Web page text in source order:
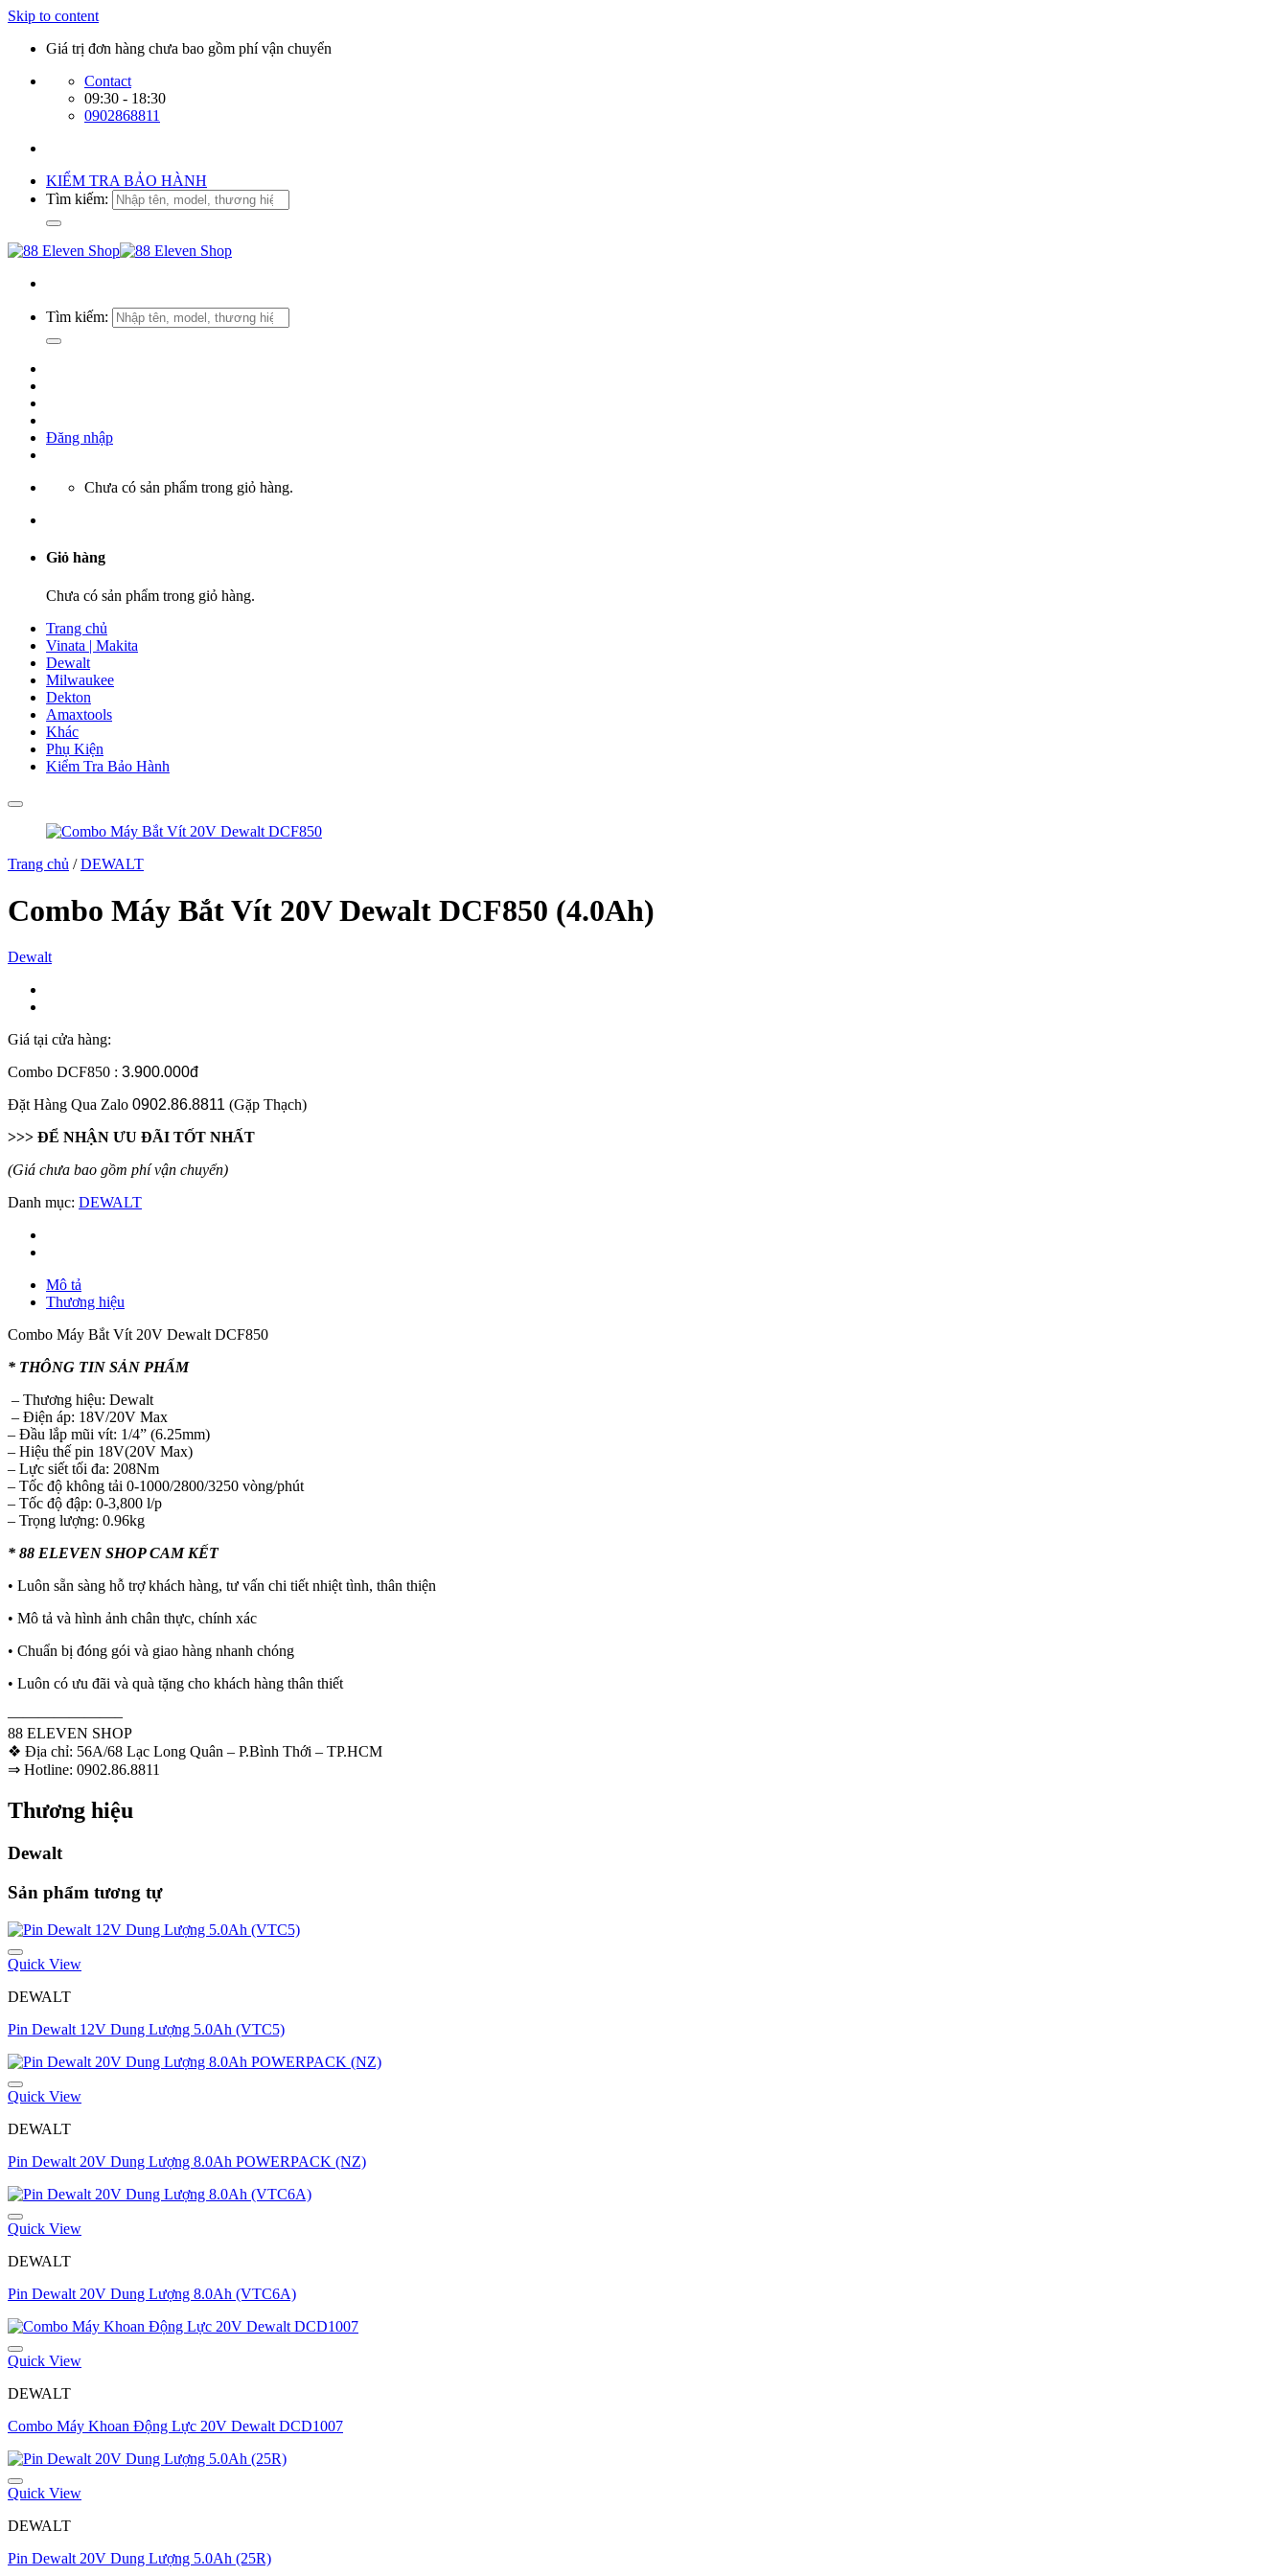
Skip to content
Giá trị đơn hàng chưa bao gồm phí vận chuyển
Contact
09:30 - 18:30
0902868811
KIỂM TRA BẢO HÀNH
Tìm kiếm:
Tìm kiếm:
Đăng nhập
Chưa có sản phẩm trong giỏ hàng.
Giỏ hàng
Chưa có sản phẩm trong giỏ hàng.
Trang chủ
Vinata | Makita
Dewalt
Milwaukee
Dekton
Amaxtools
Khác
Phụ Kiện
Kiểm Tra Bảo Hành
Trang chủ / DEWALT
Combo Máy Bắt Vít 20V Dewalt DCF850 (4.0Ah)
Dewalt
Giá tại cửa hàng:
Combo DCF850 : 3.900.000đ
Đặt Hàng Qua Zalo 0902.86.8811 (Gặp Thạch)
>>> ĐỂ NHẬN ƯU ĐÃI TỐT NHẤT
(Giá chưa bao gồm phí vận chuyển)
Danh mục: DEWALT
Mô tả
Thương hiệu
Combo Máy Bắt Vít 20V Dewalt DCF850
* THÔNG TIN SẢN PHẨM
– Thương hiệu: Dewalt
– Điện áp: 18V/20V Max
– Đầu lắp mũi vít: 1/4” (6.25mm)
– Hiệu thế pin 18V(20V Max)
– Lực siết tối đa: 208Nm
– Tốc độ không tải 0-1000/2800/3250 vòng/phút
– Tốc độ đập: 0-3,800 l/p
– Trọng lượng: 0.96kg
* 88 ELEVEN SHOP CAM KẾT
• Luôn sẵn sàng hỗ trợ khách hàng, tư vấn chi tiết nhiệt tình, thân thiện
• Mô tả và hình ảnh chân thực, chính xác
• Chuẩn bị đóng gói và giao hàng nhanh chóng
• Luôn có ưu đãi và quà tặng cho khách hàng thân thiết
———————–
88 ELEVEN SHOP
❖ Địa chỉ: 56A/68 Lạc Long Quân – P.Bình Thới – TP.HCM
⇒ Hotline: 0902.86.8811
Thương hiệu
Dewalt
Sản phẩm tương tự
Quick View
DEWALT
Pin Dewalt 12V Dung Lượng 5.0Ah (VTC5)
Quick View
DEWALT
Pin Dewalt 20V Dung Lượng 8.0Ah POWERPACK (NZ)
Quick View
DEWALT
Pin Dewalt 20V Dung Lượng 8.0Ah (VTC6A)
Quick View
DEWALT
Combo Máy Khoan Động Lực 20V Dewalt DCD1007
Quick View
DEWALT
Pin Dewalt 20V Dung Lượng 5.0Ah (25R)